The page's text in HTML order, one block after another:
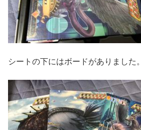
シートの下にはボードがありました。